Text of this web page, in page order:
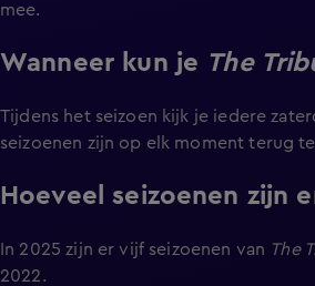
mee.
Wanneer kun je The
Tijdens het seizoen kijk je iedere
seizoenen zijn op elk moment terug te
Hoeveel seizoenen zijn
In 2025 zijn er vijf seizoenen van The
2022.